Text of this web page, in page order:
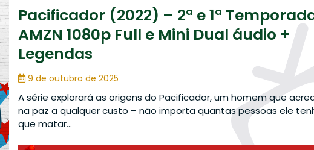
Pacificador (2022) – 2ª e 1ª
AMZN 1080p Full e Mini Dual áudio +
Legendas
9 de outubro de 2025
A série explorará as origens do Pacificador, um homem que
na paz a qualquer custo – não importa quantas pessoas ele
que matar…